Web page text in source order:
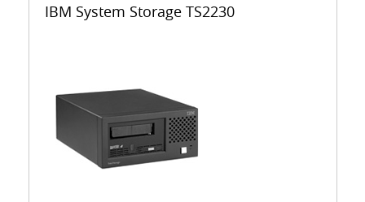
IBM System Storage TS2230